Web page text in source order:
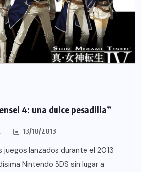
4: una dulce pesadilla”
13/10/2013
juegos lanzados durante el 2013
Nintendo 3DS sin lugar a